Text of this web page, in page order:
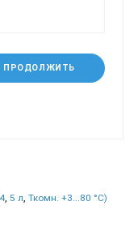
ПРОДОЛЖИТЬ
, 5 л, Ткомн. +3...80 °С)